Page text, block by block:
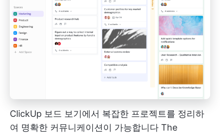
ClickUp 보드 보기에서 복잡한 프로젝트를 정리하
여 명확한 커뮤니케이션이 가능합니다 The